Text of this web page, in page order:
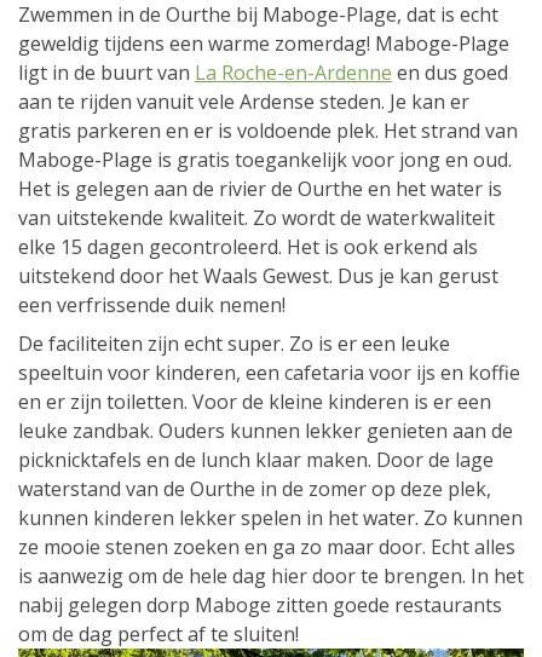
Zwemmen in de Ourthe bij Maboge-Plage, dat is echt
geweldig tijdens een warme zomerdag! Maboge-Plage
ligt in de buurt van La Roche-en-Ardenne en dus goed
aan te rijden vanuit vele Ardense steden. Je kan er
gratis parkeren en er is voldoende plek. Het strand van
Maboge-Plage is gratis toegankelijk voor jong en oud.
Het is gelegen aan de rivier de Ourthe en het water is
van uitstekende kwaliteit. Zo wordt de waterkwaliteit
elke 15 dagen gecontroleerd. Het is ook erkend als
uitstekend door het Waals Gewest. Dus je kan gerust
een verfrissende duik nemen!
De faciliteiten zijn echt super. Zo is er een leuke
speeltuin voor kinderen, een cafetaria voor ijs en koffie
en er zijn toiletten. Voor de kleine kinderen is er een
leuke zandbak. Ouders kunnen lekker genieten aan de
picknicktafels en de lunch klaar maken. Door de lage
waterstand van de Ourthe in de zomer op deze plek,
kunnen kinderen lekker spelen in het water. Zo kunnen
ze mooie stenen zoeken en ga zo maar door. Echt alles
is aanwezig om de hele dag hier door te brengen. In het
nabij gelegen dorp Maboge zitten goede restaurants
om de dag perfect af te sluiten!